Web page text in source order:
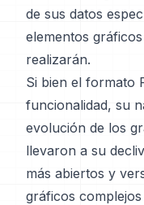
de sus datos
elementos
realizarán.
Si bien el formato
funcionalidad, su
evolución de los
llevaron a su
más abiertos y
gráficos